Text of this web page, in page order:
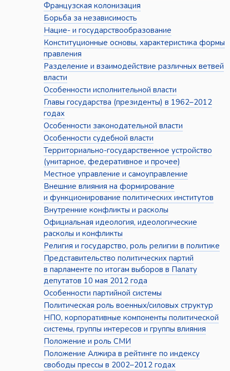
Французская колонизация
Борьба за независимость
Нацие- и государствообразование
Конституционные основы, характеристика формы
правления
Разделение и взаимодействие различных ветвей
власти
Особенности исполнительной власти
Главы государства (президенты) в 1962–2012
годах
Особенности законодательной власти
Особенности судебной власти
Территориально-государственное устройство
(унитарное, федеративное и прочее)
Местное управление и самоуправление
Внешние влияния на формирование
и функционирование политических институтов
Внутренние конфликты и расколы
Официальная идеология, идеологические
расколы и конфликты
Религия и государство, роль религии в политике
Представительство политических партий
в парламенте по итогам выборов в Палату
депутатов 10 мая 2012 года
Особенности партийной системы
Политическая роль военных/силовых структур
НПО, корпоративные компоненты политической
системы, группы интересов и группы влияния
Положение и роль СМИ
Положение Алжира в рейтинге по индексу
свободы прессы в 2002–2012 годах